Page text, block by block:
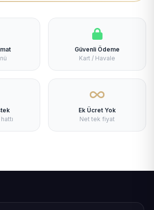
Güvenli Ödeme
Kart / Havale
Ek Ücret Yok
Net tek fiyat